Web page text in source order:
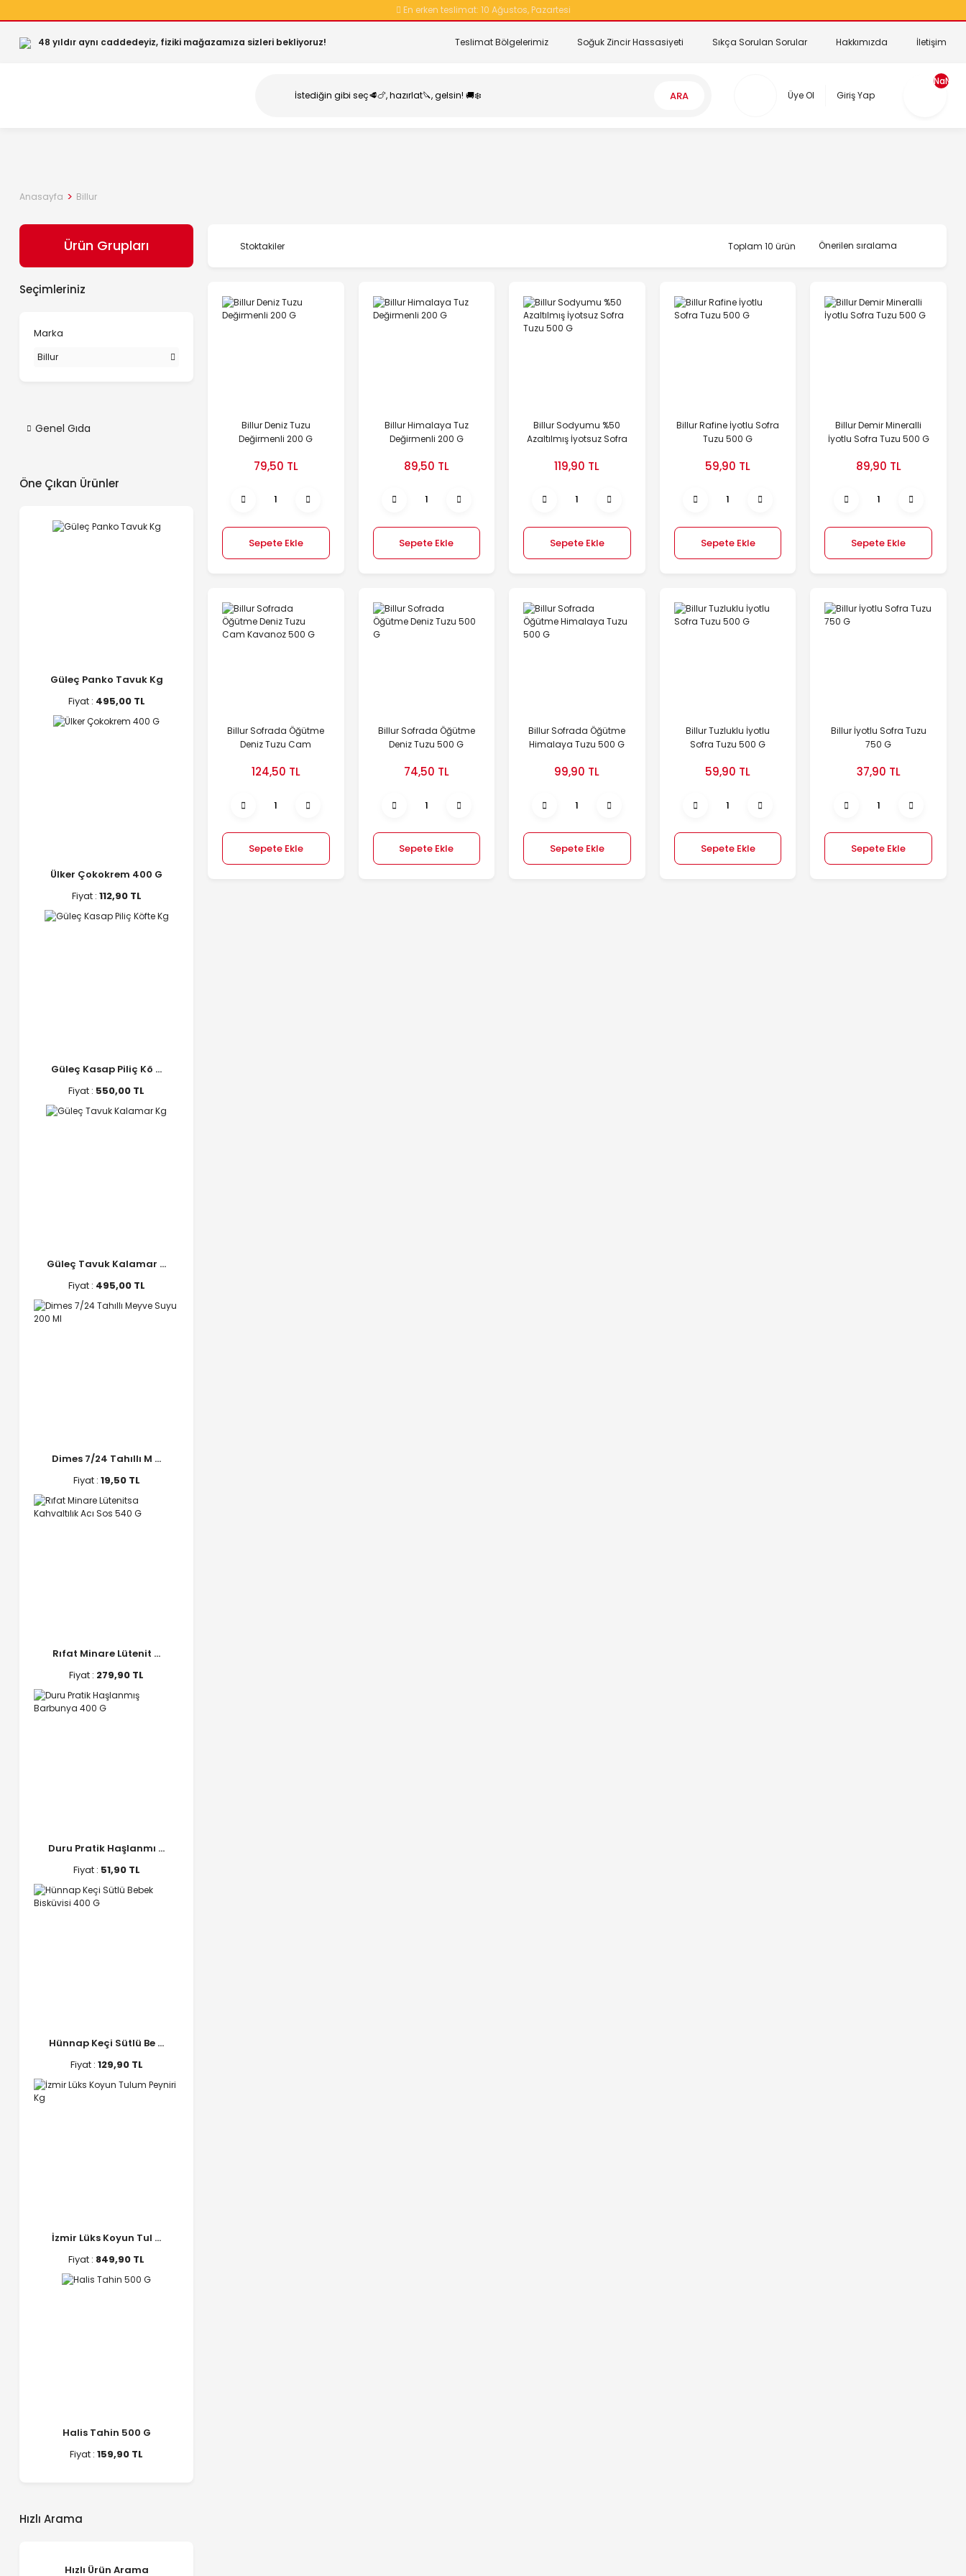
En erken teslimat: 10 Ağustos, Pazartesi
48 yıldır aynı caddedeyiz, fiziki mağazamıza sizleri bekliyoruz! Teslimat Bölgelerimiz Soğuk Zincir Hassasiyeti Sıkça Sorulan Sorular Hakkımızda İletişim
ARA Üye Ol Giriş Yap
NaN
Anasayfa Billur
Ürün Grupları
Seçimleriniz
Marka
Billur
Genel Gıda
Öne Çıkan Ürünler
Güleç Panko Tavuk Kg
Fiyat : 495,00 TL
Ülker Çokokrem 400 G
Fiyat : 112,90 TL
Güleç Kasap Piliç Kö ...
Fiyat : 550,00 TL
Güleç Tavuk Kalamar ...
Fiyat : 495,00 TL
Dimes 7/24 Tahıllı M ...
Fiyat : 19,50 TL
Rıfat Minare Lütenit ...
Fiyat : 279,90 TL
Duru Pratik Haşlanmı ...
Fiyat : 51,90 TL
Hünnap Keçi Sütlü Be ...
Fiyat : 129,90 TL
İzmir Lüks Koyun Tul ...
Fiyat : 849,90 TL
Halis Tahin 500 G
Fiyat : 159,90 TL
Hızlı Arama
Hızlı Ürün Arama
Stoktakiler Toplam 10 ürün
Billur Deniz Tuzu
Değirmenli 200 G
79,50 TL
Sepete Ekle
Billur Himalaya Tuz
Değirmenli 200 G
89,50 TL
Sepete Ekle
Billur Sodyumu %50
Azaltılmış İyotsuz Sofra
119,90 TL
Sepete Ekle
Billur Rafine İyotlu Sofra
Tuzu 500 G
59,90 TL
Sepete Ekle
Billur Demir Mineralli
İyotlu Sofra Tuzu 500 G
89,90 TL
Sepete Ekle
Billur Sofrada Öğütme
Deniz Tuzu Cam
124,50 TL
Sepete Ekle
Billur Sofrada Öğütme
Deniz Tuzu 500 G
74,50 TL
Sepete Ekle
Billur Sofrada Öğütme
Himalaya Tuzu 500 G
99,90 TL
Sepete Ekle
Billur Tuzluklu İyotlu
Sofra Tuzu 500 G
59,90 TL
Sepete Ekle
Billur İyotlu Sofra Tuzu
750 G
37,90 TL
Sepete Ekle